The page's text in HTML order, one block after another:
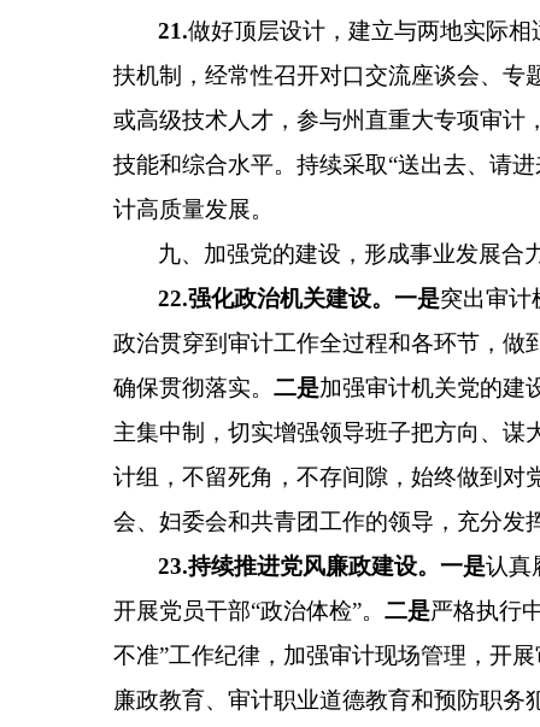
21.做好顶层设计，建立与两地实际
扶机制，经常性召开对口交流座谈会、专
或高级技术人才，参与州直重大专项审计
技能和综合水平。 持续采取“送出去、请
计高质量发展。
九、加强党的建设，形成事业发展合
22.强化政治机关建设。一是突出审计
政治贯穿到审计工作全过程和各环节，做
确保贯彻落实。 二是加强审计机关党的建
主集中制，切实增强领导班子把方向、谋
计组 ， 不留死角，不存间隙，始终做到对
会、妇委会和共青团工作的领导，充分发
23.持续推进党风廉政建设。一是认真
开展党员干部“政治体检”。 二是严格执行
不准”工作纪律， 加强审计现场管理，开
廉政教育、审计职业道德教育和预防职务